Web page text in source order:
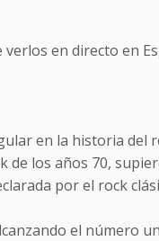
en directo en
en la historia del
los años 70,
por el rock
el número